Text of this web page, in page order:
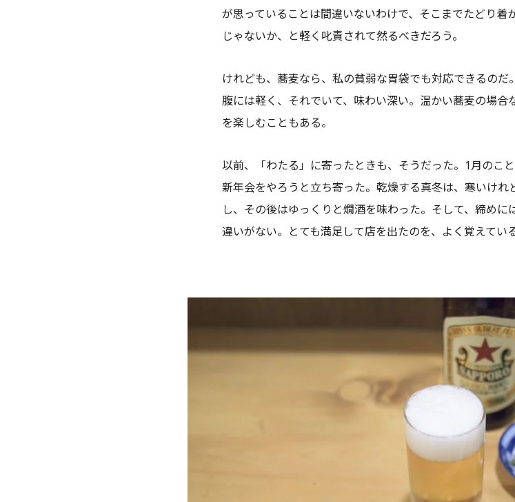
が思っていることは間違いないわけで、そこまでたどり着
じゃないか、と軽く叱責されて然るべきだろう。
けれども、蕎麦なら、私の貧弱な胃袋でも対応できるのだ
腹には軽く、それでいて、味わい深い。温かい蕎麦の場
を楽しむこともある。
以前、「わたる」に寄ったときも、そうだった。1月のこ
新年会をやろうと立ち寄った。乾燥する真冬は、寒いけれ
し、その後はゆっくりと燗酒を味わった。そして、締め
違いがない。とても満足して店を出たのを、よく覚えている